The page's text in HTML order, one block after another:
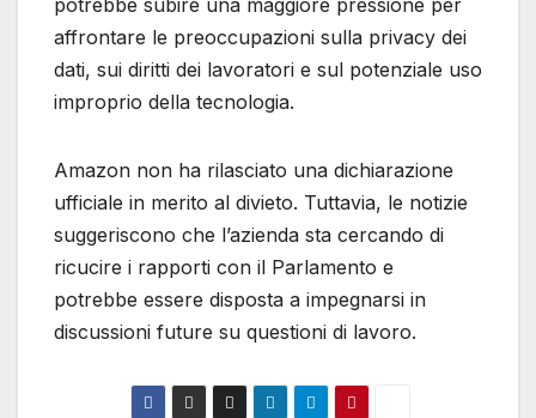
affrontare le preoccupazioni sulla privacy dei
dati, sui diritti dei lavoratori e sul potenziale uso
improprio della tecnologia.
Amazon non ha rilasciato una dichiarazione
ufficiale in merito al divieto. Tuttavia, le notizie
suggeriscono che l’azienda sta cercando di
ricucire i rapporti con il Parlamento e
potrebbe essere disposta a impegnarsi in
discussioni future su questioni di lavoro.